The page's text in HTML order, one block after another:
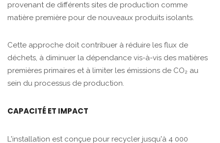
provenant de différents sites de production comme
matière première pour de nouveaux produits isolants.
Cette approche doit contribuer à réduire les flux de
déchets, à diminuer la dépendance vis-à-vis des matières
premières primaires et à limiter les émissions de CO₂ au
sein du processus de production.
CAPACITÉ ET IMPACT
L'installation est conçue pour recycler jusqu'à 4 000